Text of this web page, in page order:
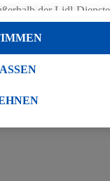
der Lidl-
werden
Ausspielung von
Ihrem Filial-
alseigenständig